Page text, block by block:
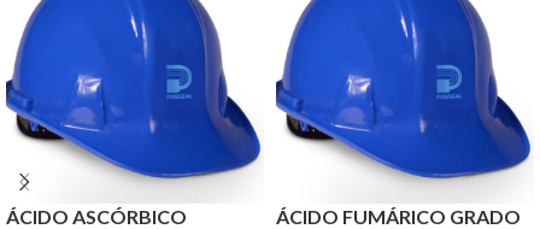
ÁCIDO ASCÓRBICO
ÁCIDO FUMÁRICO GRADO